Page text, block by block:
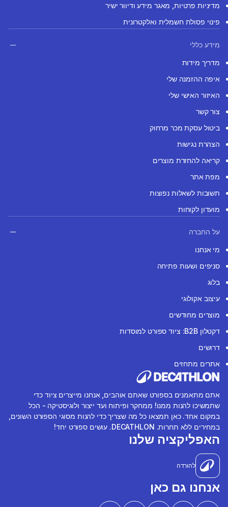
מדיניות פרטיות, מאגר מידע ודיוור ישיר
פינוי פסולת חשמלית ואלקטרונית
מידע כללי
מדריך מידות
איפה ההזמנה שלי
האיזור האישי שלי
צור קשר
ביטול עסקת מכר מרחוק
הצהרת נגישות
קריאה להחזרת מוצרים
מפת אתר
תשובות לשאלות נפוצות
מועדון לקוחות
על החברה
מי אנחנו
סניפים ושעות פתיחה
בלוג
עיצוב אקולוגי
מוצרים מחודשים
דקטלון B2B: ציוד ספורט למוסדות
דרושים
אתרים מתחזים
אתם מתאמנים בספורט שאתם אוהבים, אנחנו מייצרים ציוד כדי
שתמשיכו להנות ממנו! ממחקר ופיתוח ועד ייצור ולוגיסטיקה - הכל
במקום אחד. כאן תמצאו כל מה שצריך כדי להנות מסוגי הספורט השונים,
במחירים ללא תחרות. DECATHLON. עושים ספורט יחד!
האפליקציה שלנו
להורדה
אנחנו גם כאן